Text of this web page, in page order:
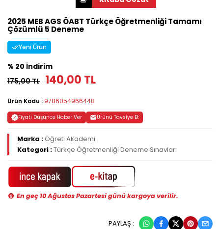
2025 MEB AGS ÖABT Türkçe Öğretmenliği Tamamı
Çözümlü 5 Deneme
Yeni Ürün
% 20 İndirim
175,00 TL 140,00 TL
Ürün Kodu : 9786054966448
Fiyatı Düşünce Haber Ver Ürünü Tavsiye Et
Marka :Öğreti Akademi
Kategori :Türkçe Öğretmenliği Deneme Sınavları
En geç 10 Ağustos Pazartesi günü kargoya verilir.
PAYLAŞ :